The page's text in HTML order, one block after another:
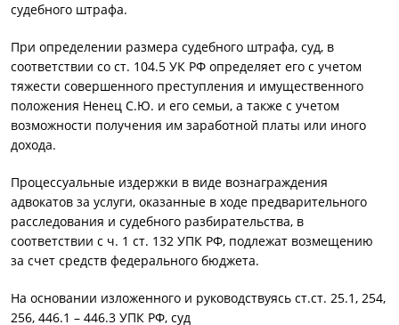
судебного штрафа.
При определении размера судебного штрафа, суд, в
соответствии со ст. 104.5 УК РФ определяет его с учетом
тяжести совершенного преступления и имущественного
положения Ненец С.Ю. и его семьи, а также с учетом
возможности получения им заработной платы или иного
дохода.
Процессуальные издержки в виде вознаграждения
адвокатов за услуги, оказанные в ходе предварительного
расследования и судебного разбирательства, в
соответствии с ч. 1 ст. 132 УПК РФ, подлежат возмещению
за счет средств федерального бюджета.
На основании изложенного и руководствуясь ст.ст. 25.1, 254,
256, 446.1 – 446.3 УПК РФ, суд